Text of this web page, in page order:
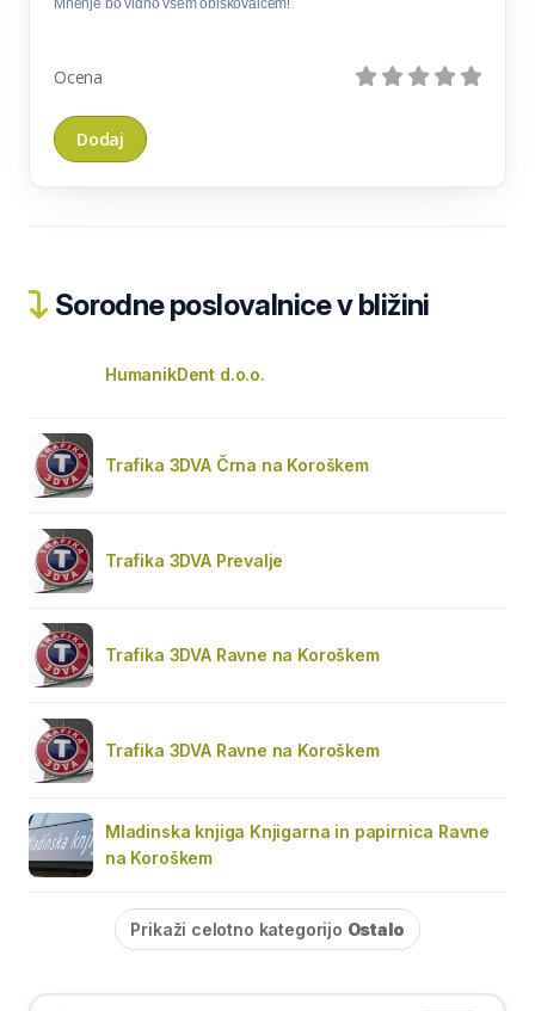
Ocena
Sorodne poslovalnice v bližini
HumanikDent d.o.o.
Trafika 3DVA Črna na Koroškem
Trafika 3DVA Prevalje
Trafika 3DVA Ravne na Koroškem
Trafika 3DVA Ravne na Koroškem
Mladinska knjiga Knjigarna in papirnica Ravne
na Koroškem
Prikaži celotno kategorijo Ostalo